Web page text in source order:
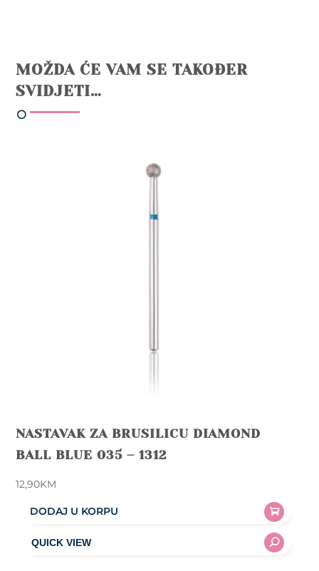
MOŽDA ĆE VAM SE TAKOĐER
SVIDJETI…
NASTAVAK ZA BRUSILICU DIAMOND
BALL BLUE 035 – 1312
12,90KM
DODAJ U KORPU